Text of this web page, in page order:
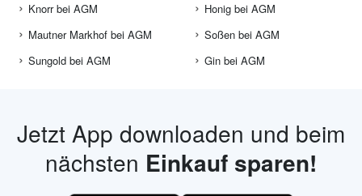
Knorr bei AGM
Mautner Markhof bei AGM
Sungold bei AGM
Honig bei AGM
Soßen bei AGM
Gin bei AGM
Jetzt App downloaden und beim
nächsten Einkauf sparen!